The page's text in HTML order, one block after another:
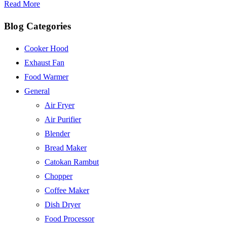
Read More
Blog Categories
Cooker Hood
Exhaust Fan
Food Warmer
General
Air Fryer
Air Purifier
Blender
Bread Maker
Catokan Rambut
Chopper
Coffee Maker
Dish Dryer
Food Processor